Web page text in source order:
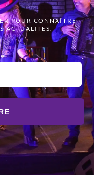
POUR CONNAÎTRE
ACTUALITES.